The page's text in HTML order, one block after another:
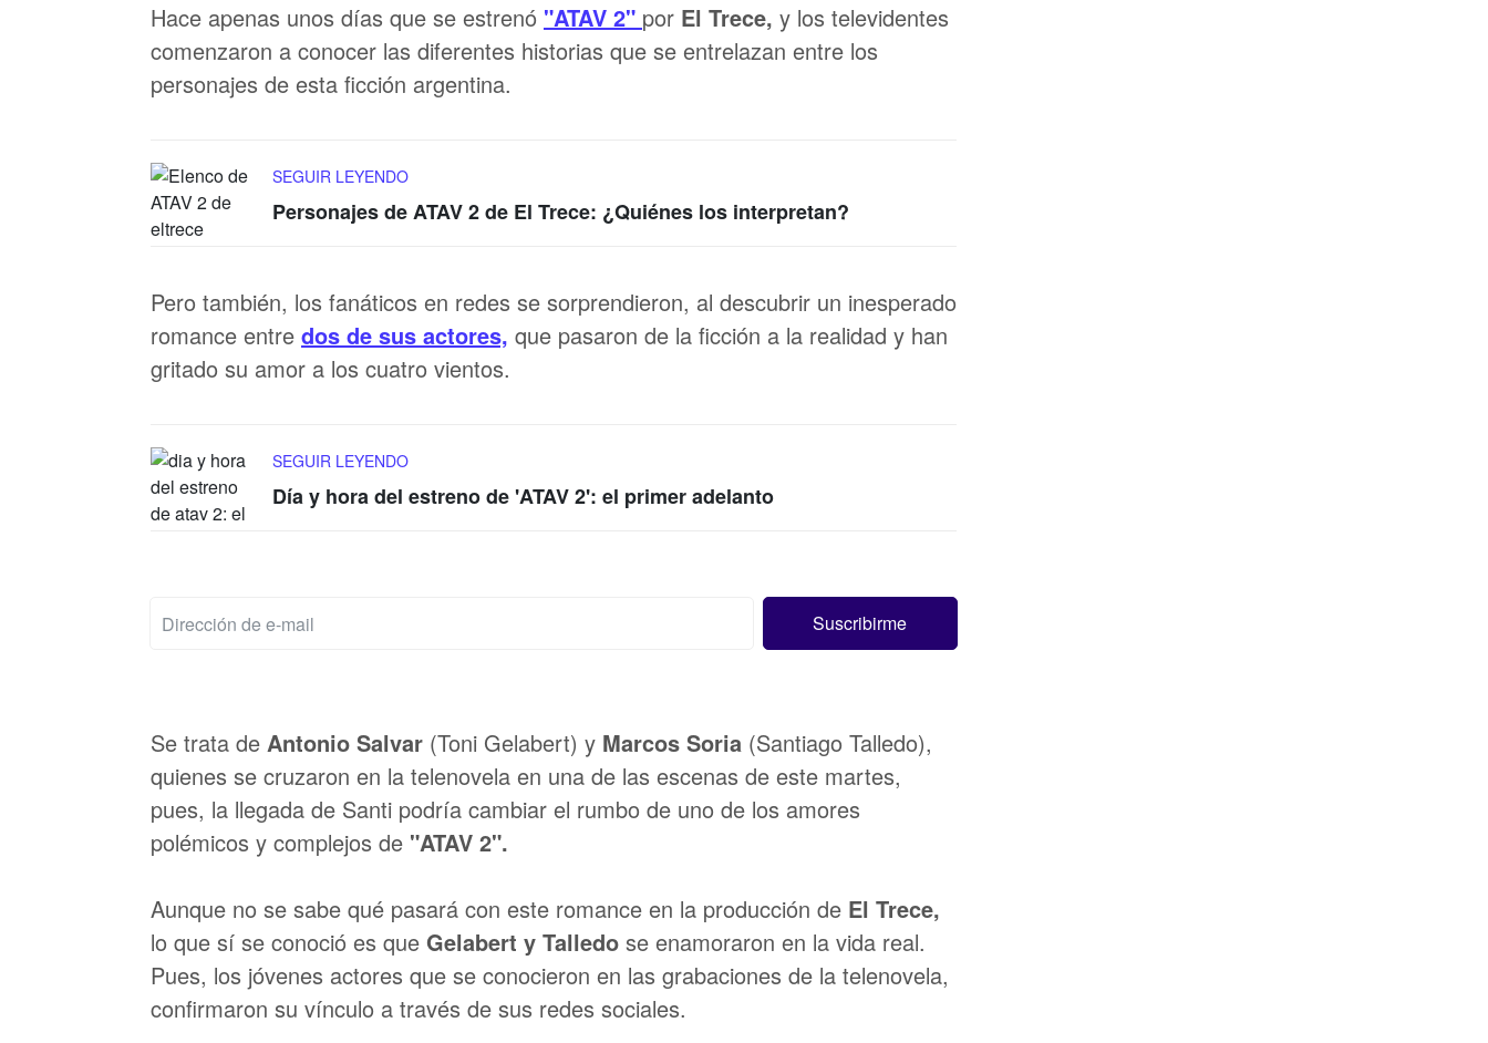
Hace apenas unos días que se estrenó "ATAV 2" por El Trece, y los televidentes
comenzaron a conocer las diferentes historias que se entrelazan entre los
personajes de esta ficción argentina.
SEGUIR LEYENDO
Personajes de ATAV 2 de El Trece: ¿Quiénes los interpretan?
Pero también, los fanáticos en redes se sorprendieron, al descubrir un inesperado
romance entre dos de sus actores, que pasaron de la ficción a la realidad y han
gritado su amor a los cuatro vientos.
SEGUIR LEYENDO
Día y hora del estreno de 'ATAV 2': el primer adelanto
Se trata de Antonio Salvar (Toni Gelabert) y Marcos Soria (Santiago Talledo),
quienes se cruzaron en la telenovela en una de las escenas de este martes,
pues, la llegada de Santi podría cambiar el rumbo de uno de los amores
polémicos y complejos de "ATAV 2".
Aunque no se sabe qué pasará con este romance en la producción de El Trece,
lo que sí se conoció es que Gelabert y Talledo se enamoraron en la vida real.
Pues, los jóvenes actores que se conocieron en las grabaciones de la telenovela,
confirmaron su vínculo a través de sus redes sociales.